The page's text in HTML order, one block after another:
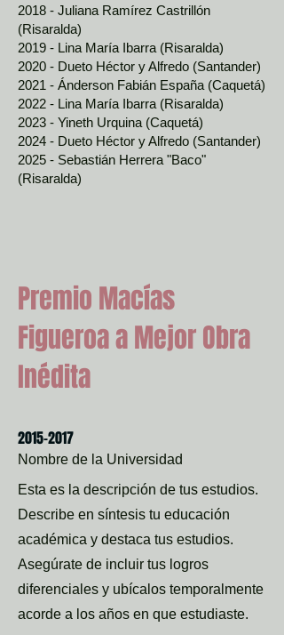
2018 - Juliana Ramírez Castrillón
(Risaralda)
2019 - Lina María Ibarra (Risaralda)
2020 - Dueto Héctor y Alfredo (Santander)
2021 - Ánderson Fabián España (Caquetá)
2022 - Lina María Ibarra (Risaralda)
2023 - Yineth Urquina (Caquetá)
2024 - Dueto Héctor y Alfredo (Santander)
2025 - Sebastián Herrera "Baco"
(Risaralda)
Premio Macías
Figueroa a Mejor Obra
Inédita
2015-2017
Nombre de la Universidad
Esta es la descripción de tus estudios.
Describe en síntesis tu educación
académica y destaca tus estudios.
Asegúrate de incluir tus logros
diferenciales y ubícalos temporalmente
acorde a los años en que estudiaste.